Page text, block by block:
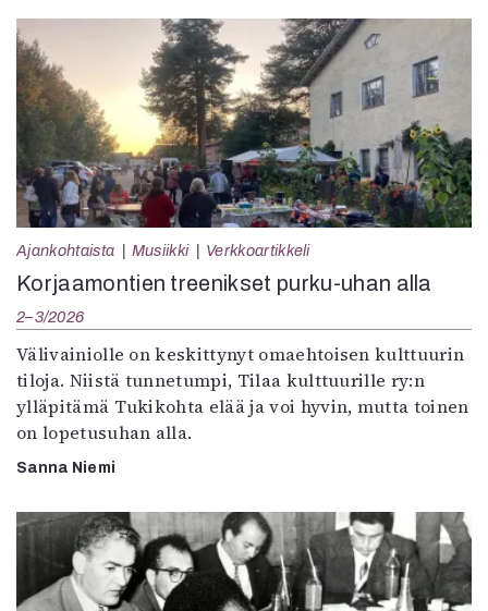
Ajankohtaista Musiikki Verkkoartikkeli
Korjaamontien treenikset purku-uhan alla
2–3/2026
Välivainiolle on keskittynyt omaehtoisen kulttuurin
tiloja. Niistä tunnetumpi, Tilaa kulttuurille ry:n
ylläpitämä Tukikohta elää ja voi hyvin, mutta toinen
on lopetusuhan alla.
Sanna Niemi